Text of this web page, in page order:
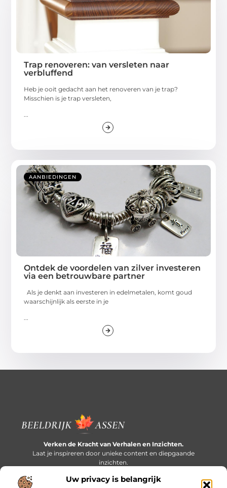
Uw privacy is belangrijk
Trap renoveren: van versleten naar
verbluffend
Heb je ooit gedacht aan het renoveren van je trap?
Misschien is je trap versleten,
...
AANBIEDINGEN
Ontdek de voordelen van zilver investeren
via een betrouwbare partner
Als je denkt aan investeren in edelmetalen, komt goud
waarschijnlijk als eerste in je
...
Verken de Kracht van Verhalen en Inzichten.
Laat je inspireren door unieke content en diepgaande
inzichten.
Bericht categorie